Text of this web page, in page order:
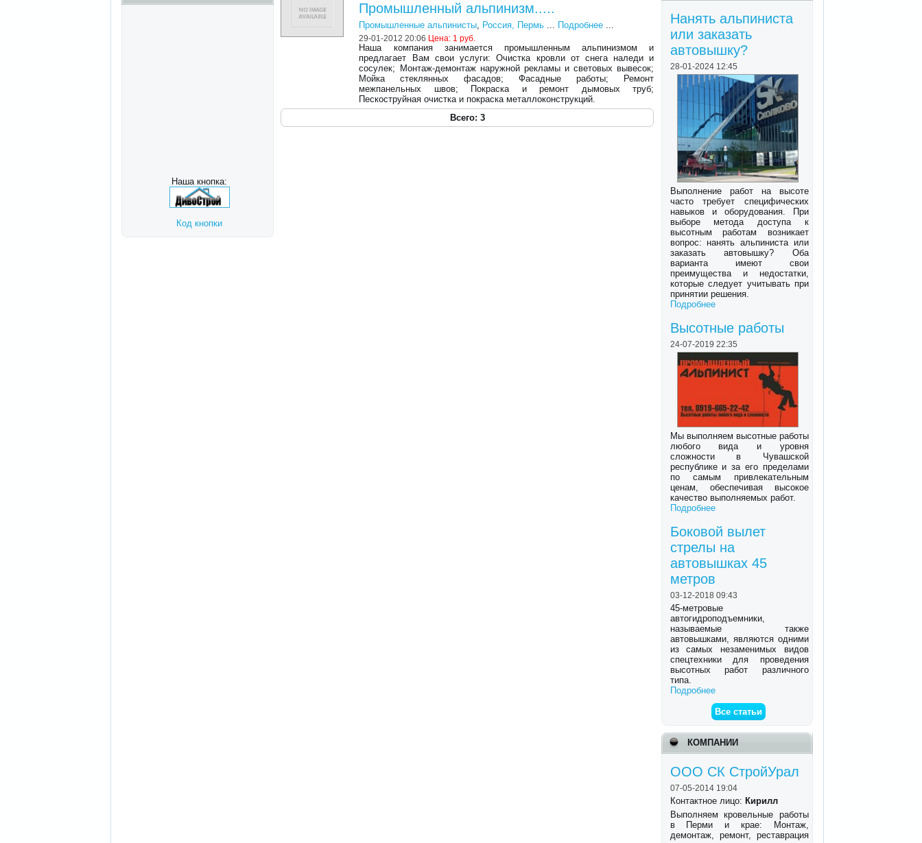
Наша кнопка:
Код кнопки
Нанять альпиниста
или заказать
автовышку?
28-01-2024 12:45
Выполнение работ на высоте
часто требует специфических
навыков и оборудования. При
выборе метода доступа к
высотным работам возникает
вопрос: нанять альпиниста или
заказать автовышку? Оба
варианта имеют свои
преимущества и недостатки,
которые следует учитывать при
принятии решения.
Подробнее
Высотные работы
24-07-2019 22:35
Мы выполняем высотные работы
любого вида и уровня
сложности в Чувашской
республике и за его пределами
по самым привлекательным
ценам, обеспечивая высокое
качество выполняемых работ.
Подробнее
Боковой вылет
стрелы на
автовышках 45
метров
03-12-2018 09:43
45-метровые
автогидроподъемники,
называемые также
автовышками, являются одними
из самых незаменимых видов
спецтехники для проведения
высотных работ различного
типа.
Подробнее
Все статьи
КОМПАНИИ
ООО СК СтройУрал
07-05-2014 19:04
Контактное лицо: Кирилл
Выполняем кровельные работы
в Перми и крае: Монтаж,
демонтаж, ремонт, реставрация
Промышленный альпинизм.....
Промышленные альпинисты, Россия, Пермь ... Подробнее ...
29-01-2012 20:06 Цена: 1 руб.
Наша компания занимается промышленным альпинизмом и
предлагает Вам свои услуги: Очистка кровли от снега наледи и
сосулек; Монтаж-демонтаж наружной рекламы и световых вывесок;
Мойка стеклянных фасадов; Фасадные работы; Ремонт
межпанельных швов; Покраска и ремонт дымовых труб;
Пескоструйная очистка и покраска металлоконструкций.
Всего: 3